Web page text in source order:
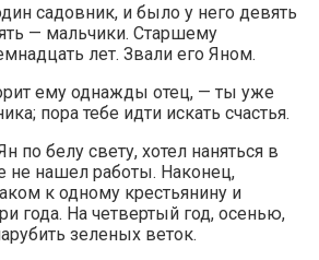
садовник, и было у него девять
— мальчики. Старшему
лет. Звали его Яном.
ему однажды отец, — ты уже
пора тебе идти искать счастья.
по белу свету, хотел наняться в
не нашел работы. Наконец,
к одному крестьянину и
года. На четвертый год, осенью,
зеленых веток.